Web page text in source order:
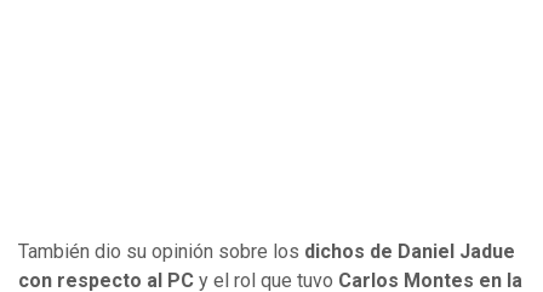
También dio su opinión sobre los dichos de Daniel Jadue
con respecto al PC y el rol que tuvo Carlos Montes en la